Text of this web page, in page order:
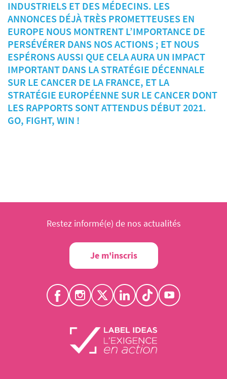
INDUSTRIELS ET DES MÉDECINS. LES
ANNONCES DÉJÀ TRÈS PROMETTEUSES EN
EUROPE NOUS MONTRENT L’IMPORTANCE DE
PERSÉVÉRER DANS NOS ACTIONS ; ET NOUS
ESPÉRONS AUSSI QUE CELA AURA UN IMPACT
IMPORTANT DANS LA STRATÉGIE DÉCENNALE
SUR LE CANCER DE LA FRANCE, ET LA
STRATÉGIE EUROPÉENNE SUR LE CANCER DONT
LES RAPPORTS SONT ATTENDUS DÉBUT 2021.
GO, FIGHT, WIN !
Restez informé(e) de nos actualités
Je m'inscris